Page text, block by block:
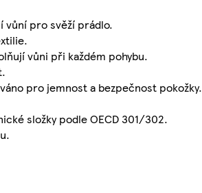
vůní pro svěží prádlo.
vůni při každém pohybu.
pro jemnost a bezpečnost pokožky.
složky podle OECD 301/302.